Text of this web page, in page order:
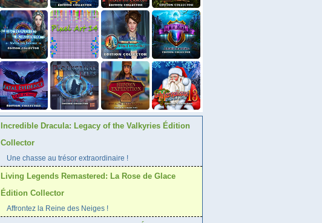
Incredible Dracula: Legacy of the Valkyries Édition
Collector
Une chasse au trésor extraordinaire !
Living Legends Remastered: La Rose de Glace
Édition Collector
Affrontez la Reine des Neiges !